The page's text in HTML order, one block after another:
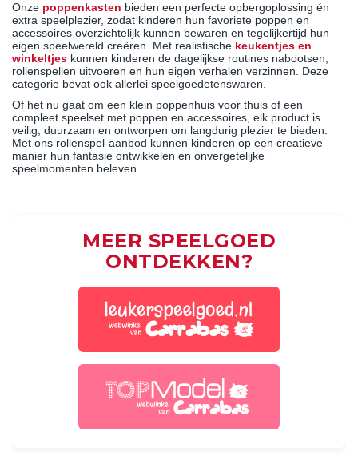
Onze poppenkasten bieden een perfecte opbergoplossing én
extra speelplezier, zodat kinderen hun favoriete poppen en
accessoires overzichtelijk kunnen bewaren en tegelijkertijd hun
eigen speelwereld creëren. Met realistische keukentjes en
winkeltjes kunnen kinderen de dagelijkse routines nabootsen,
rollenspellen uitvoeren en hun eigen verhalen verzinnen. Deze
categorie bevat ook allerlei speelgoedetenswaren.
Of het nu gaat om een klein poppenhuis voor thuis of een
compleet speelset met poppen en accessoires, elk product is
veilig, duurzaam en ontworpen om langdurig plezier te bieden.
Met ons rollenspel-aanbod kunnen kinderen op een creatieve
manier hun fantasie ontwikkelen en onvergetelijke
speelmomenten beleven.
MEER SPEELGOED
ONTDEKKEN?